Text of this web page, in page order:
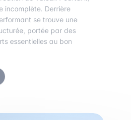
incomplète. Derrière
se trouve une
portée par des
essentielles au bon